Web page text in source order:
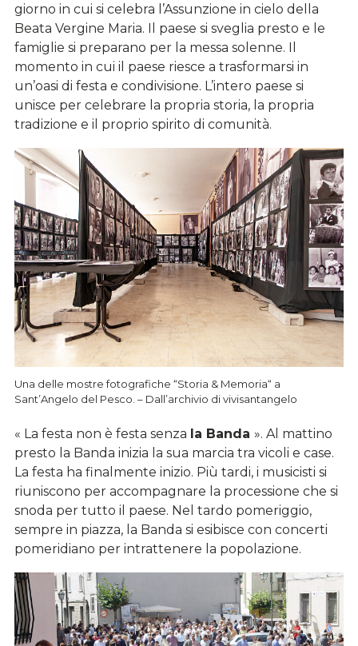
giorno in cui si celebra l’Assunzione in cielo della
Beata Vergine Maria. Il paese si sveglia presto e le
famiglie si preparano per la messa solenne. Il
momento in cui il paese riesce a trasformarsi in
un’oasi di festa e condivisione. L’intero paese si
unisce per celebrare la propria storia, la propria
tradizione e il proprio spirito di comunità.
Una delle mostre fotografiche “Storia & Memoria“ a
Sant’Angelo del Pesco. – Dall’archivio di vivisantangelo
« La festa non è festa senza la Banda ». Al mattino
presto la Banda inizia la sua marcia tra vicoli e case.
La festa ha finalmente inizio. Più tardi, i musicisti si
riuniscono per accompagnare la processione che si
snoda per tutto il paese. Nel tardo pomeriggio,
sempre in piazza, la Banda si esibisce con concerti
pomeridiano per intrattenere la popolazione.